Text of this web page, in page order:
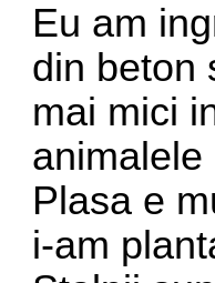
Eu am
din beton
mai mici
Plasa e
i-am